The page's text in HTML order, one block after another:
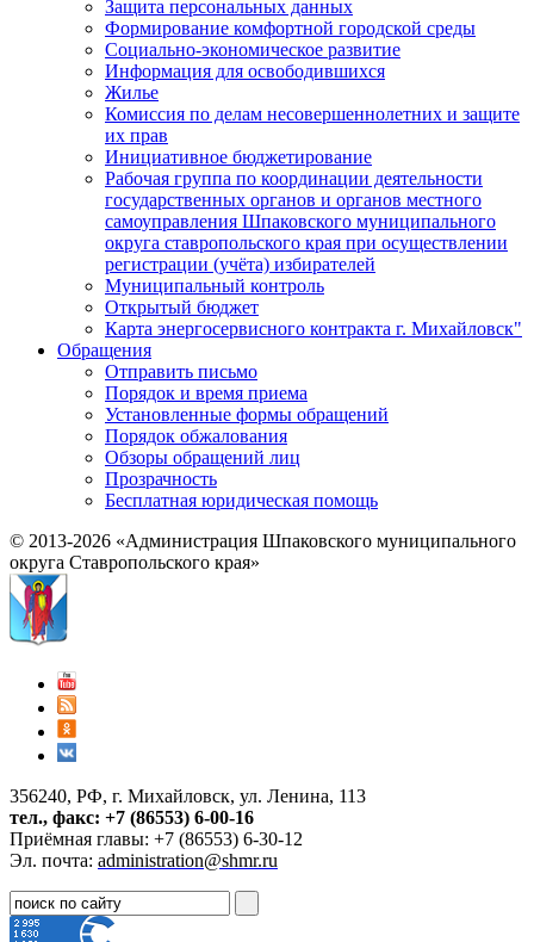
Защита персональных данных
Формирование комфортной городской среды
Социально-экономическое развитие
Информация для освободившихся
Жилье
Комиссия по делам несовершеннолетних и защите
их прав
Инициативное бюджетирование
Рабочая группа по координации деятельности
государственных органов и органов местного
самоуправления Шпаковского муниципального
округа ставропольского края при осуществлении
регистрации (учёта) избирателей
Муниципальный контроль
Открытый бюджет
Карта энергосервисного контракта г. Михайловск"
Обращения
Отправить письмо
Порядок и время приема
Установленные формы обращений
Порядок обжалования
Обзоры обращений лиц
Прозрачность
Бесплатная юридическая помощь
© 2013-2026 «Администрация Шпаковского муниципального
округа Ставропольского края»
356240, РФ, г. Михайловск, ул. Ленина, 113
тел., факс: +7 (86553) 6-00-16
Приёмная главы: +7 (86553) 6-30-12
Эл. почта: administration@shmr.ru